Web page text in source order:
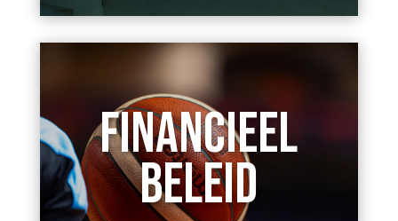
FINANCIEEL
BELEID